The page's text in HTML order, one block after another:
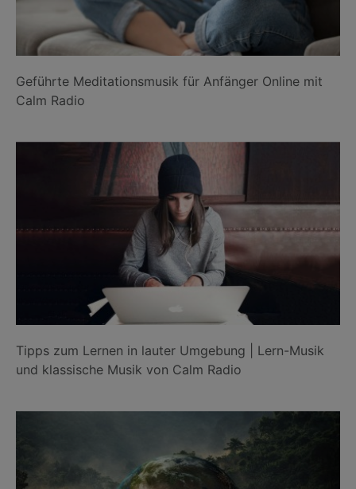
Geführte Meditationsmusik für Anfänger Online mit
Calm Radio
Tipps zum Lernen in lauter Umgebung | Lern-Musik
und klassische Musik von Calm Radio